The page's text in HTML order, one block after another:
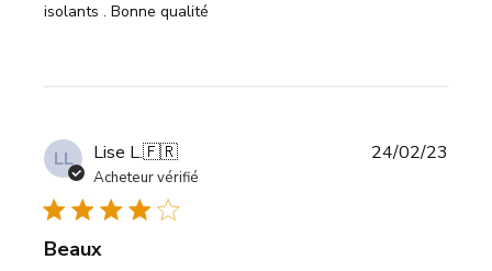
isolants . Bonne qualité
LL Lise L.🇫🇷
Acheteur vérifié
Beaux
24/02/23